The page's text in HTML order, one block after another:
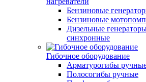
Бензиновые
Бензиновые
Дизельные
синхронные
Гибочное оборудование
Арматурогибы
Полосогибы ручные